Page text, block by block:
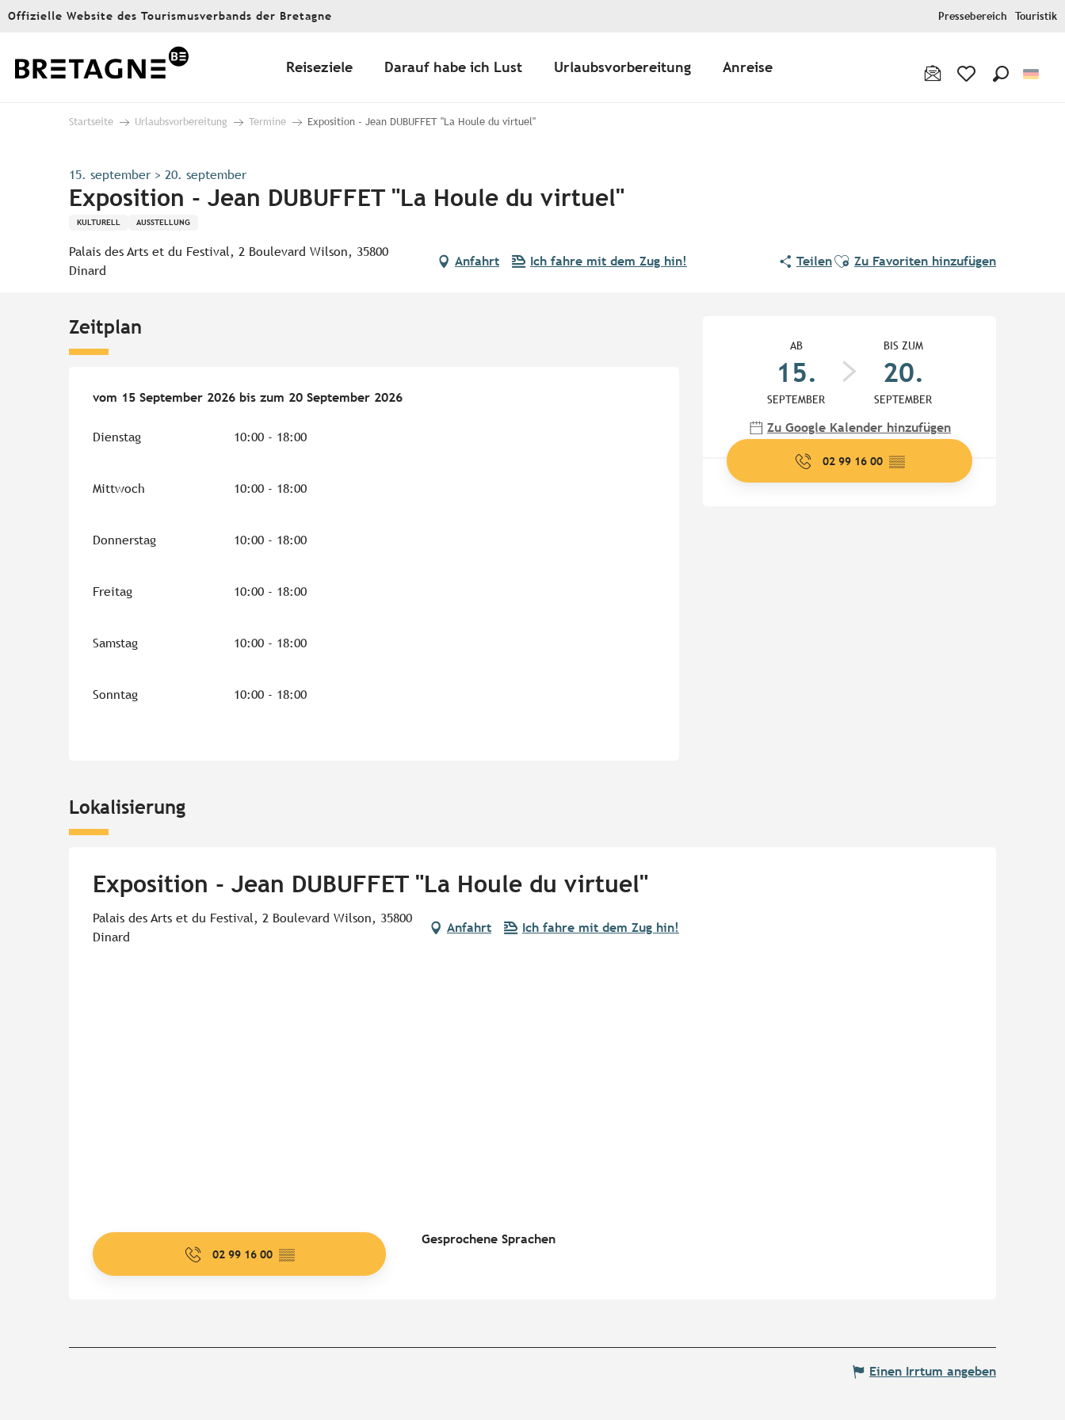
Aller
principal
Offizielle Website des Tourismusverbands der Bretagne Pressebereich Touristik
Reiseziele Darauf habe ich Lust Urlaubsvorbereitung Anreise
Startseite Urlaubsvorbereitung Termine Exposition - Jean DUBUFFET "La Houle du virtuel"
15. september > 20. september
Exposition - Jean DUBUFFET "La Houle du virtuel"
KULTURELL AUSSTELLUNG
Palais des Arts et du Festival, 2 Boulevard Wilson, 35800
Dinard
Anfahrt Ich fahre mit dem Zug hin! TeilenAjouter aux favoris
Zu Favoriten hinzufügen
AB
15.
SEPTEMBER
BIS ZUM
20.
SEPTEMBER
Zu Google Kalender hinzufügen
02 99 16 00 ▒▒
Zeitplan
vom 15 September 2026 bis zum 20 September 2026
vom 15 September 2026 bis zum 20 September 2026
Dienstag 10:00 - 18:00
Mittwoch 10:00 - 18:00
Donnerstag 10:00 - 18:00
Freitag 10:00 - 18:00
Samstag 10:00 - 18:00
Sonntag 10:00 - 18:00
Lokalisierung
Exposition - Jean DUBUFFET "La Houle du virtuel"
Palais des Arts et du Festival, 2 Boulevard Wilson, 35800
Dinard
Anfahrt Ich fahre mit dem Zug hin!
02 99 16 00 ▒▒
Gesprochene Sprachen
Gesprochene Sprachen
Einen Irrtum angeben